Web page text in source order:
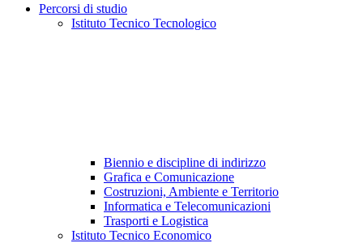
Percorsi di studio
Istituto Tecnico Tecnologico
Biennio e discipline di indirizzo
Grafica e Comunicazione
Costruzioni, Ambiente e Territorio
Informatica e Telecomunicazioni
Trasporti e Logistica
Istituto Tecnico Economico